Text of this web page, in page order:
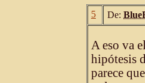
5 De:
A eso va
hipótesis
parece